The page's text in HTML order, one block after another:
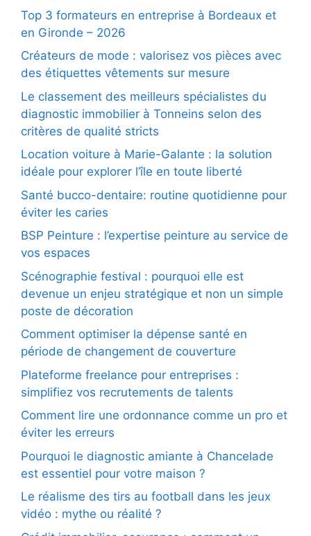
Top 3 formateurs en entreprise à Bordeaux et
en Gironde – 2026
Créateurs de mode : valorisez vos pièces avec
des étiquettes vêtements sur mesure
Le classement des meilleurs spécialistes du
diagnostic immobilier à Tonneins selon des
critères de qualité stricts
Location voiture à Marie-Galante : la solution
idéale pour explorer l’île en toute liberté
Santé bucco-dentaire: routine quotidienne pour
éviter les caries
BSP Peinture : l’expertise peinture au service de
vos espaces
Scénographie festival : pourquoi elle est
devenue un enjeu stratégique et non un simple
poste de décoration
Comment optimiser la dépense santé en
période de changement de couverture
Plateforme freelance pour entreprises :
simplifiez vos recrutements de talents
Comment lire une ordonnance comme un pro et
éviter les erreurs
Pourquoi le diagnostic amiante à Chancelade
est essentiel pour votre maison ?
Le réalisme des tirs au football dans les jeux
vidéo : mythe ou réalité ?